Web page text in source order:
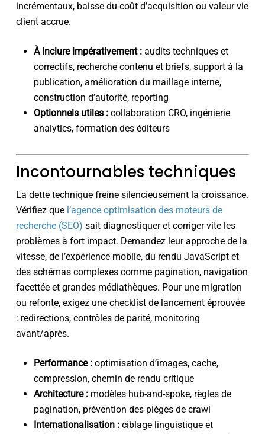
incrémentaux, baisse du coût d’acquisition ou valeur vie
client accrue.
À inclure impérativement :audits techniques et
correctifs, recherche contenu et briefs, support à la
publication, amélioration du maillage interne,
construction d’autorité, reporting
Optionnels utiles :collaboration CRO, ingénierie
analytics, formation des éditeurs
Incontournables techniques
La dette technique freine silencieusement la croissance.
Vérifiez que l’agence optimisation des moteurs de
recherche (SEO) sait diagnostiquer et corriger vite les
problèmes à fort impact. Demandez leur approche de la
vitesse, de l’expérience mobile, du rendu JavaScript et
des schémas complexes comme pagination, navigation
facettée et grandes médiathèques. Pour une migration
ou refonte, exigez une checklist de lancement éprouvée
: redirections, contrôles de parité, monitoring
avant/après.
Performance :optimisation d’images, cache,
compression, chemin de rendu critique
Architecture :modèles hub-and-spoke, règles de
pagination, prévention des pièges de crawl
Internationalisation :ciblage linguistique et